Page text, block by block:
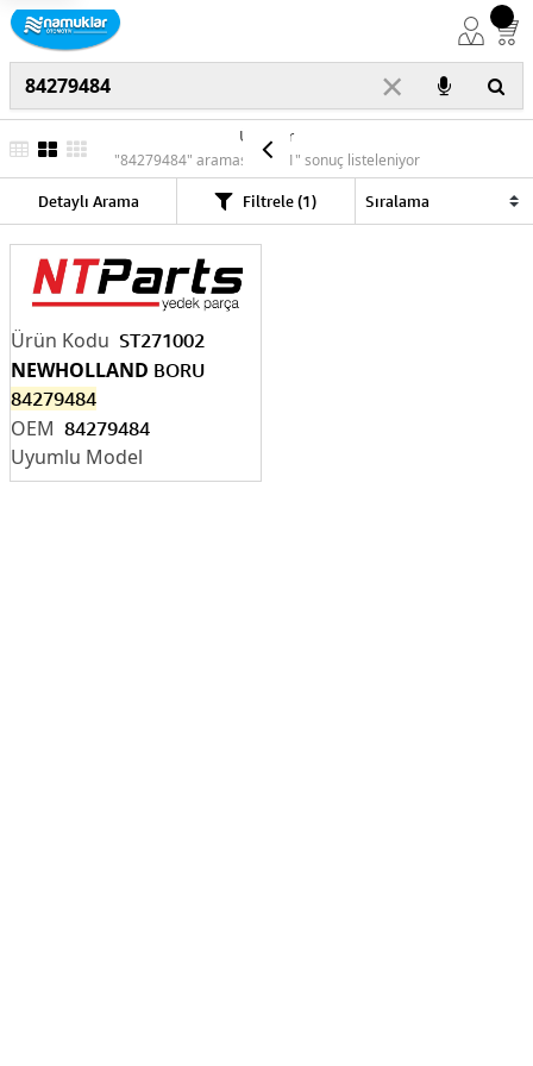
×
Ürünler
"84279484" araması için "1" sonuç listeleniyor
Detaylı Arama Filtrele (1)
ST271002
84279484
NEWHOLLAND BORU
84279484